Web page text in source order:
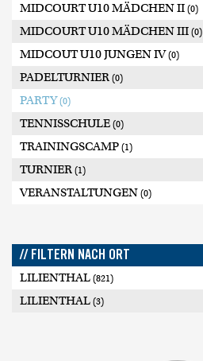
MIDCOURT U10 MÄDCHEN II (0)
MIDCOURT U10 MÄDCHEN III (0)
MIDCOUT U10 JUNGEN IV(0)
PADELTURNIER (0)
PARTY(0)
TENNISSCHULE (0)
TRAININGSCAMP (1)
TURNIER (1)
VERANSTALTUNGEN (0)
// FILTERN NACH ORT
LILIENTHAL (821)
LILIENTHAL (3)